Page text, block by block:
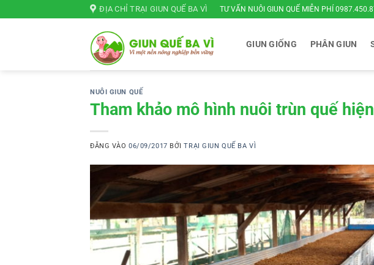
qua
ĐỊA CHỈ TRẠI GIUN QUẾ BA VÌ TƯ VẤN NUÔI GIUN QUẾ MIỄN PHÍ
GIUN GIỐNG PHÂN GIUN
NUÔI GIUN QUẾ
Tham khảo mô hình nuôi trùn quế
ĐĂNG VÀO06/09/2017 BỞITRẠI GIUN QUẾ BA VÌ